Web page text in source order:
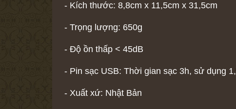
- Kích thước: 8,8cm x 11,5cm x 31,5cm
- Trọng lượng: 650g
- Độ ồn thấp < 45dB
- Pin sạc USB: Thời gian sạc 3h, sử dụng
- Xuất xứ: Nhật Bản